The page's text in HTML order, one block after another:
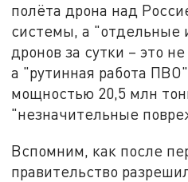
полёта дрона над
системы, а "отдельные
дронов за сутки – это
а "рутинная работа
мощностью 20,5 млн
"незначительные
Вспомним, как после
правительство